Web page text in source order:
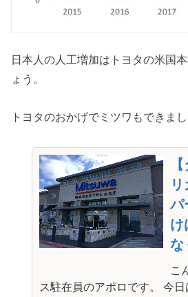
日本人の人工増加はトヨタの米国
ょう。
トヨタのおかげでミツワもできまし
パ
け
な
こ
ス駐在員のアポロです。 今